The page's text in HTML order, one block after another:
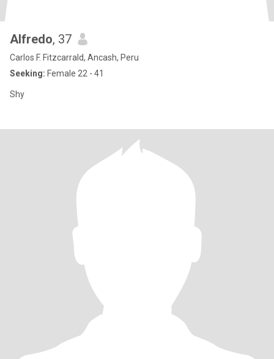
Alfredo, 37
Carlos F. Fitzcarrald, Ancash, Peru
Seeking: Female 22 - 41
Shy